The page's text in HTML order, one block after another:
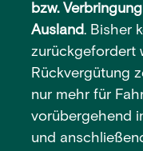
bzw.
Ausland. Bisher
zurückgefordert
Rückvergütung
nur mehr für
vorübergehend
und